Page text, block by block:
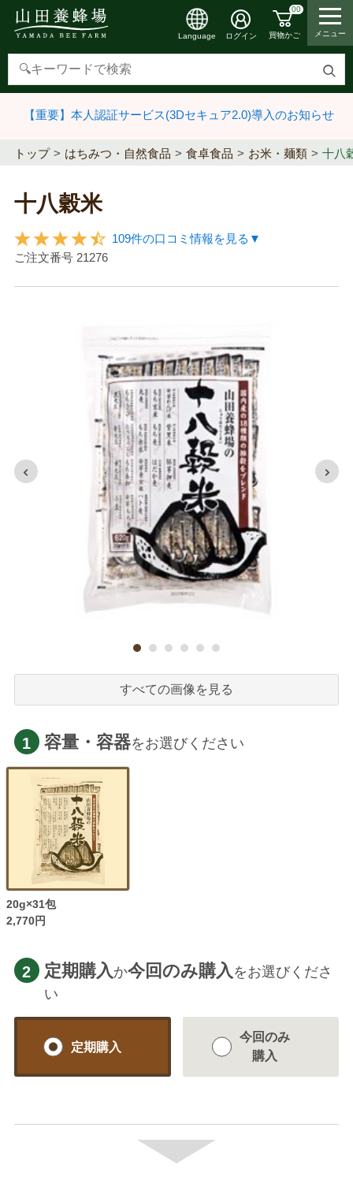
検
す
Language ログイン
00
買物かご メニュー
【重要】本人認証サービス(3Dセキュア2.0)導入のお知らせ
トップ はちみつ・自然食品 食卓食品 お米・麺類 十八
十八穀米
109件の口コミ情報を見る▼
ご注文番号 21276
すべての画像を見る
1 容量・容器をお選びください
20g×31包
2,770円
2 定期購入 か今回のみ購入 をお選びくださ
い
定期購入
今回のみ
購入